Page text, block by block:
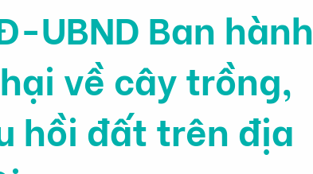
UBND Ban hành
về cây trồng,
hồi đất trên địa